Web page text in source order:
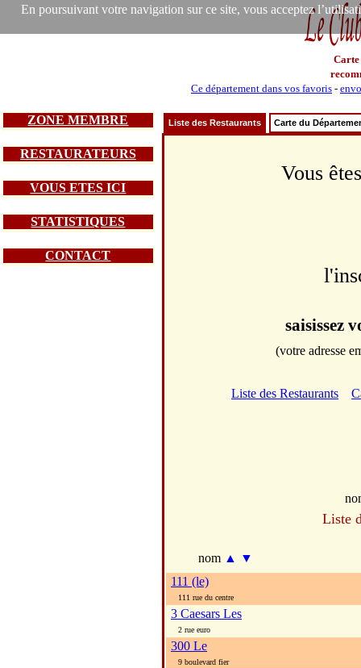
En poursuivant votre navigation sur ce site, vous acceptez
Carte
Ce département dans vos favoris -
ZONE MEMBRE
RESTAURATEURS
VOUS ETES ICI
STATISTIQUES
CONTACT
Liste des Restaurants Carte du
Vous
saisissez
(votre adresse
Liste des Restaurants
Liste
nom ▲
▼
111 (le)
111 rue du centre
3 Caesars Les
2 rue euro
300 Le
9 boulevard fier